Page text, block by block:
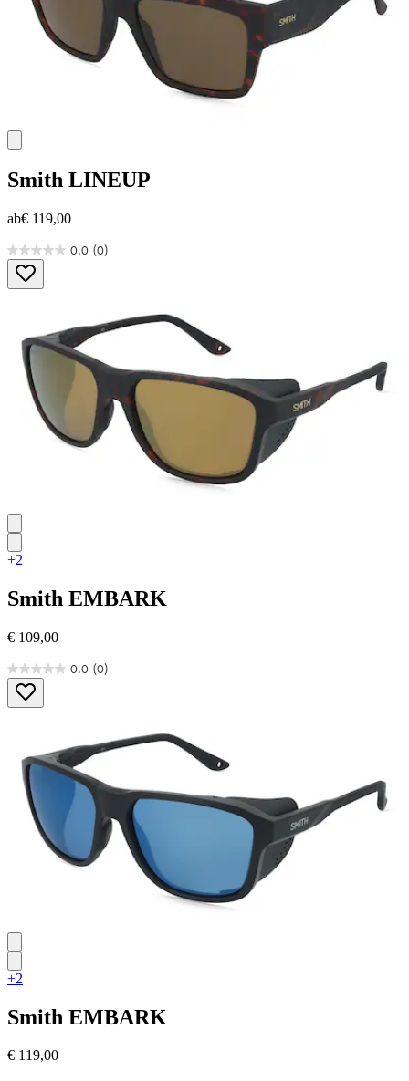
Smith LINEUP
ab€ 119,00
0.0 (0)
0.0
von
5
+2
Smith EMBARK
€ 109,00
0.0 (0)
0.0
von
5
+2
Smith EMBARK
€ 119,00